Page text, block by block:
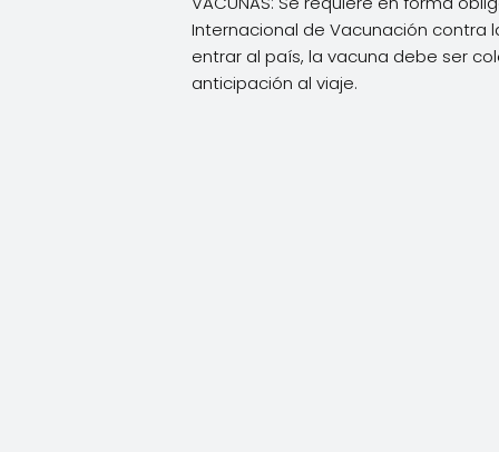
Internacional de Vacunación contra
entrar al país, la vacuna debe ser
anticipación al viaje.